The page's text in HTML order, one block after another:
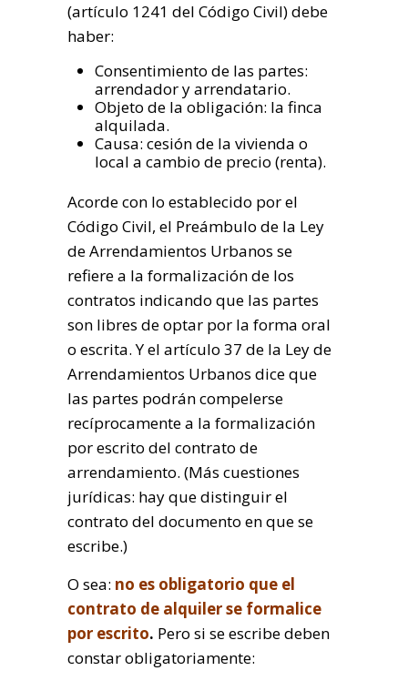
(artículo 1241 del Código Civil) debe
haber:
Consentimiento de las partes:
arrendador y arrendatario.
Objeto de la obligación: la finca
alquilada.
Causa: cesión de la vivienda o
local a cambio de precio (renta).
Acorde con lo establecido por el
Código Civil, el Preámbulo de la Ley
de Arrendamientos Urbanos se
refiere a la formalización de los
contratos indicando que las partes
son libres de optar por la forma oral
o escrita. Y el artículo 37 de la Ley de
Arrendamientos Urbanos dice que
las partes podrán compelerse
recíprocamente a la formalización
por escrito del contrato de
arrendamiento. (Más cuestiones
jurídicas: hay que distinguir el
contrato del documento en que se
escribe.)
O sea: no es obligatorio que el
contrato de alquiler se formalice
por escrito. Pero si se escribe deben
constar obligatoriamente: